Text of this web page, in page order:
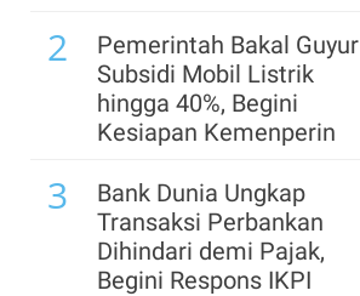
2
Pemerintah Bakal Guyur
Subsidi Mobil Listrik
hingga 40%, Begini
Kesiapan Kemenperin
3
Bank Dunia Ungkap
Transaksi Perbankan
Dihindari demi Pajak,
Begini Respons IKPI